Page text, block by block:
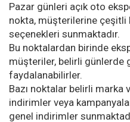
Pazar günleri açık oto
nokta, müşterilerine çeşitli
seçenekleri sunmaktadır.
Bu noktalardan birinde
müşteriler, belirli günlerde
faydalanabilirler.
Bazı noktalar belirli marka
indirimler veya
genel indirimler